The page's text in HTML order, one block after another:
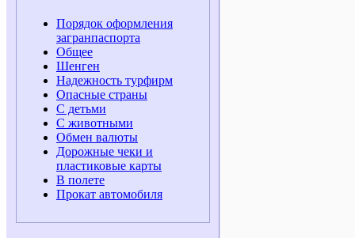
Порядок оформления
загранпаспорта
Общее
Шенген
Надежность турфирм
Опасные страны
С детьми
С животными
Обмен валюты
Дорожные чеки и
пластиковые карты
В полете
Прокат автомобиля